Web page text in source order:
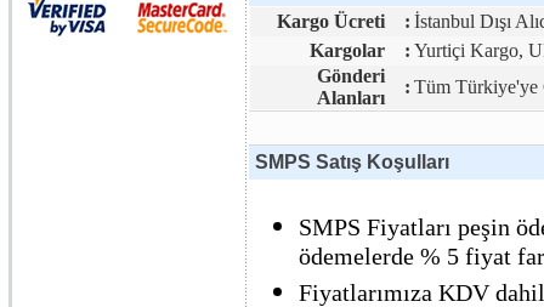
Kargo Ücreti
: İstanbul Dışı
Kargolar
: Yurtiçi Kargo,
Gönderi
Alanları
: Tüm Türkiye'ye
SMPS Satış Koşulları
SMPS Fiyatları peşin
ödemelerde % 5 fiyat
Fiyatlarımıza KDV